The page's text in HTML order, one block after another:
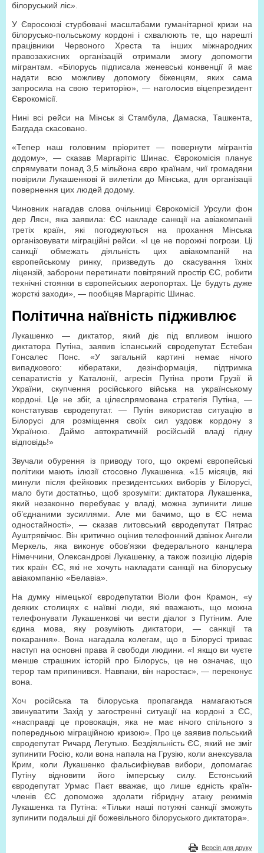
білоруський ліс».
У Євросоюзі стурбовані масштабами гуманітарної кризи на
білорусько-польському кордоні і схвалюють те, що нарешті
працівники Червоного Хреста та інших міжнародних
правозахисних організацій отримали змогу допомогти
мігрантам. «Білорусь підписала женевські конвенції й має
надати всю можливу допомогу біженцям, яких сама
запросила на свою територію», — наголосив віцепрезидент
Єврокомісії.
Нині всі рейси на Мінськ зі Стамбула, Дамаска, Ташкента,
Багдада скасовано.
«Тепер наш головним пріоритет — повернути мігрантів
додому», — сказав Маргарітіс Шинас. Єврокомісія планує
спрямувати понад 3,5 мільйона євро країнам, чиї громадяни
повірили Лукашенкові й вилетіли до Мінська, для організації
повернення цих людей додому.
Чиновник нагадав слова очільниці Єврокомісії Урсули фон
дер Ляєн, яка заявила: ЄС накладе санкції на авіакомпанії
третіх країн, які погоджуються на прохання Мінська
організовувати міграційні рейси. «І це не порожні погрози. Ці
санкції обмежать діяльність цих авіакомпаній на
європейському ринку, призведуть до скасування їхніх
ліцензій, заборони перетинати повітряний простір ЄС, робити
технічні стоянки в європейських аеропортах. Це будуть дуже
жорсткі заходи», — пообіцяв Маргарітіс Шинас.
Політична наївність підживлює
Лукашенко — диктатор, який діє під впливом іншого
диктатора Путіна, заявив іспанський євродепутат Естебан
Гонсалес Понс. «У загальній картині немає нічого
випадкового: кібератаки, дезінформація, підтримка
сепаратистів у Каталонії, агресія Путіна проти Грузії й
України, скупчення російського війська на українському
кордоні. Це не збіг, а цілеспрямована стратегія Путіна, —
констатував євродепутат. — Путін використав ситуацію в
Білорусі для розміщення своїх сил уздовж кордону з
Україною. Даймо автократичній російській владі гідну
відповідь!»
Звучали обурення із приводу того, що окремі європейські
політики мають ілюзії стосовно Лукашенка. «15 місяців, які
минули після фейкових президентських виборів у Білорусі,
мало бути достатньо, щоб зрозуміти: диктатора Лукашенка,
який незаконно перебуває у владі, можна зупинити лише
об’єднаними зусиллями. Але ми бачимо, що в ЄС нема
одностайності», — сказав литовський євродепутат Пятрас
Ауштрявічюс. Він критично оцінив телефонний дзвінок Ангели
Меркель, яка виконує обов’язки федерального канцлера
Німеччини, Олександрові Лукашенку, а також позицію лідерів
тих країн ЄС, які не хочуть накладати санкції на білоруську
авіакомпанію «Белавіа».
На думку німецької євродепутатки Віоли фон Крамон, «у
деяких столицях є наївні люди, які вважають, що можна
телефонувати Лукашенкові чи вести діалог з Путіним. Але
єдина мова, яку розуміють диктатори, — санкції та
покарання». Вона нагадала колегам, що в Білорусі триває
наступ на основні права й свободи людини. «І якщо ви чуєте
менше страшних історій про Білорусь, це не означає, що
терор там припинився. Навпаки, він наростає», — переконує
вона.
Хоч російська та білоруська пропаганда намагаються
звинуватити Захід у загостренні ситуації на кордоні з ЄС,
«насправді це провокація, яка не має нічого спільного з
попередньою міграційною кризою». Про це заявив польський
євродепутат Ричард Легутько. Бездіяльність ЄС, який не зміг
зупинити Росію, коли вона напала на Грузію, коли анексувала
Крим, коли Лукашенко фальсифікував вибори, допомагає
Путіну відновити його імперську силу. Естонський
євродепутат Урмас Паєт вважає, що лише єдність країн-
членів ЄС допоможе здолати гібридну атаку режимів
Лукашенка та Путіна: «Тільки наші потужні санкції зможуть
зупинити подальші дії божевільного білоруського диктатора».
Версія для друку